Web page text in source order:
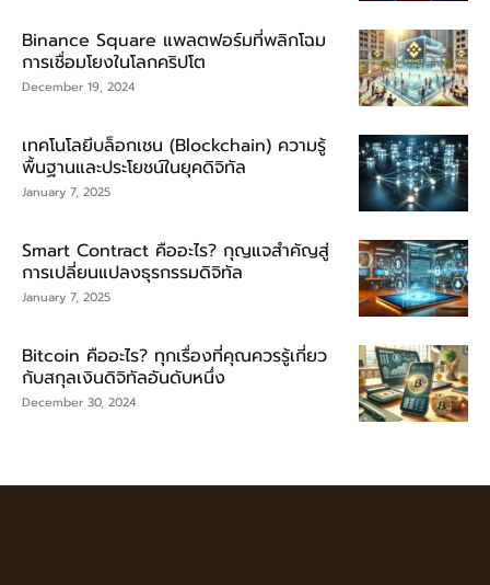
Binance Square แพลตฟอร์มที่พลิกโฉม
การเชื่อมโยงในโลกคริปโต
December 19, 2024
เทคโนโลยีบล็อกเชน (Blockchain) ความรู้
พื้นฐานและประโยชน์ในยุคดิจิทัล
January 7, 2025
Smart Contract คืออะไร? กุญแจสำคัญสู่
การเปลี่ยนแปลงธุรกรรมดิจิทัล
January 7, 2025
Bitcoin คืออะไร? ทุกเรื่องที่คุณควรรู้เกี่ยว
กับสกุลเงินดิจิทัลอันดับหนึ่ง
December 30, 2024